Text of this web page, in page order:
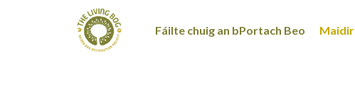
Fáilte chuig an bPortach Beo Maidir